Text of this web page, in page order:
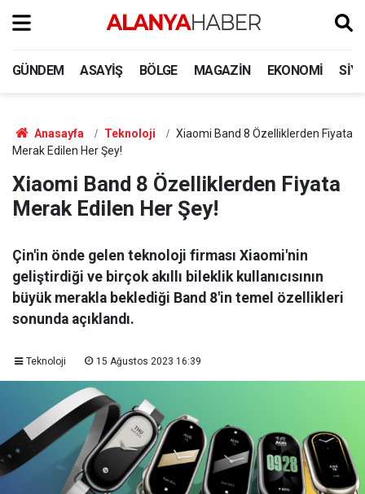
GÜNDEM ASAYIŞ BÖLGE MAGAZIN EKONOMI
Anasayfa Teknoloji
Xiaomi Band 8 Özelliklerden Fiyata
Merak Edilen Her Şey!
Xiaomi Band 8 Özelliklerden Fiyata
Merak Edilen Her Şey!
Çin'in önde gelen teknoloji firması Xiaomi'nin
geliştirdiği ve birçok akıllı bileklik kullanıcısının
büyük merakla beklediği Band 8'in temel özellikleri
sonunda açıklandı.
Teknoloji 15 Ağustos 2023 16:39